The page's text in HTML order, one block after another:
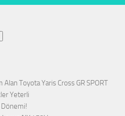
Toyota Yaris Cross GR SPORT
Yeterli
Dönemi!